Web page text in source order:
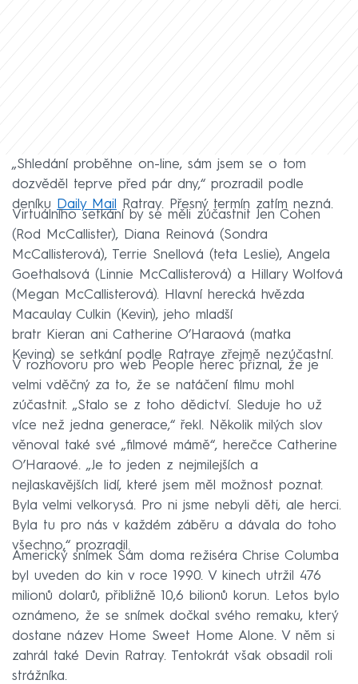
„Shledání proběhne on-line, sám jsem se o tom
dozvěděl teprve před pár dny,“ prozradil podle
deníku
Daily Mail Ratray. Přesný termín zatím nezná.
Virtuálního setkání by se měli zúčastnit Jen Cohen
(Rod McCallister), Diana Reinová (Sondra
McCallisterová), Terrie Snellová (teta Leslie), Angela
Goethalsová (Linnie McCallisterová) a Hillary Wolfová
(Megan McCallisterová). Hlavní herecká hvězda
Macaulay Culkin (Kevin), jeho mladší
bratr Kieran ani Catherine O’Haraová (matka
Kevina) se setkání podle Ratraye zřejmě nezúčastní.
V rozhovoru pro web People herec přiznal, že je
velmi vděčný za to, že se natáčení filmu mohl
zúčastnit. „Stalo se z toho dědictví. Sleduje ho už
více než jedna generace,“ řekl. Několik milých slov
věnoval také své „filmové mámě“, herečce Catherine
O’Haraové. „Je to jeden z nejmilejších a
nejlaskavějších lidí, které jsem měl možnost poznat.
Byla velmi velkorysá. Pro ni jsme nebyli děti, ale herci.
Byla tu pro nás v každém záběru a dávala do toho
všechno,“ prozradil.
Americký snímek Sám doma režiséra Chrise Columba
byl uveden do kin v roce 1990. V kinech utržil 476
milionů dolarů, přibližně 10,6 bilionů korun. Letos bylo
oznámeno, že se snímek dočkal svého remaku, který
dostane název Home Sweet Home Alone. V něm si
zahrál také Devin Ratray. Tentokrát však obsadil roli
strážníka.